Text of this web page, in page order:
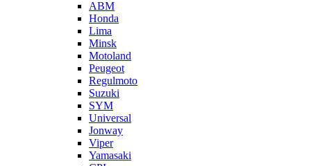
ABM
Honda
Lima
Minsk
Motoland
Peugeot
Regulmoto
Suzuki
SYM
Universal
Jonway
Viper
Yamasaki